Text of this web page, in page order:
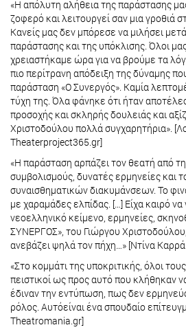
«Η απόλυτη αλήθεια της παράστασης
ζοφερό και λειτουργεί σαν μια γροθιά
Κανείς μας δεν μπόρεσε να μιλήσει
παράστασης και της υπόκλισης. Όλοι
χρειαστήκαμε ώρα για να βρούμε τα
πιο περίτρανη απόδειξη της δύναμης
παράσταση «Ο Συνεργός». Καμία
τύχη της. Όλα φάνηκε ότι ήταν
προσοχής και σκληρής δουλειάς και
Χριστοδούλου πολλά συγχαρητήρια».
Theaterproject365.gr]
«Η παράσταση αρπάζει τον θεατή από
συμβολισμούς, δυνατές ερμηνείες και
συναισθηματικών διακυμάνσεων. Το
με χαραμάδες ελπίδας. […] Είχα καιρό
νεοελληνικό κείμενο, ερμηνείες,
ΣΥΝΕΡΓΟΣ», του Γιώργου Χριστοδούλου,
ανεβάζει ψηλά τον πήχη…» [Ντίνα
«Στο κομμάτι της υποκριτικής, όλοι
πειστικοί ως προς αυτό που κλήθηκαν
έδιναν την εντύπωση, πως δεν
ρόλος. Αυτόείναι ένα σπουδαίο
Τheatromania.gr]